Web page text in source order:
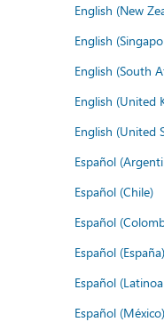
English (New
English
English (South
English (United
English (United
Español
Español (Chile)
Español
Español (España)
Español
Español (México)